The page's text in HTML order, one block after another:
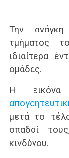
Την ανάγκη
τμήματος
ιδιαίτερα
ομάδας.
Η εικόνα
μετά το
οπαδοί
κινδύνου.